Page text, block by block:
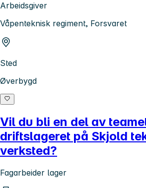
Arbeidsgiver
Våpenteknisk regiment, Forsvaret
Sted
Øverbygd
Vil du bli en del av
driftslageret på Skjold
verksted?
Fagarbeider lager